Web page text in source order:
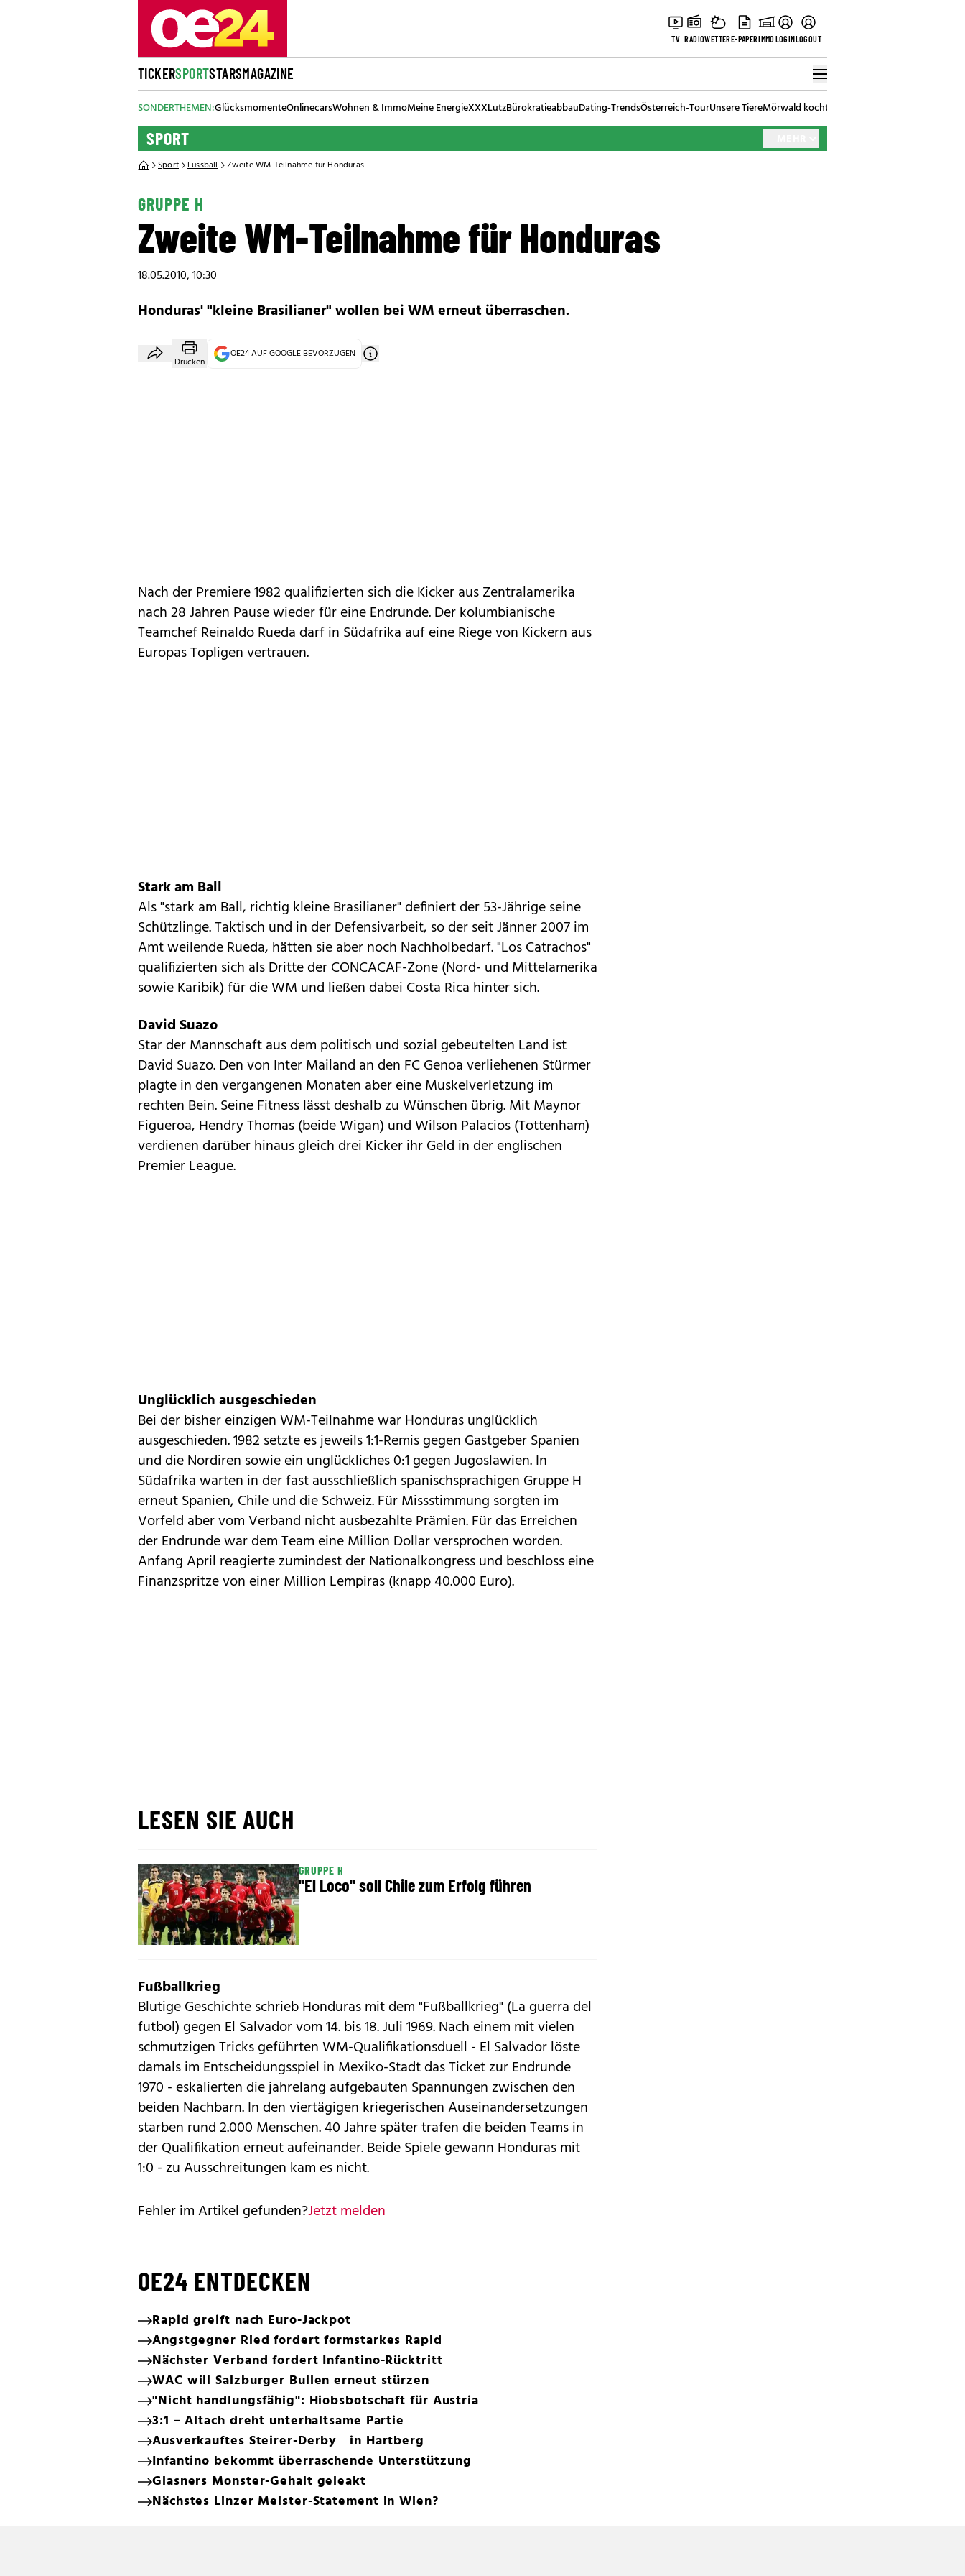
TV RADIOWETTERE-PAPERIMMOLOGINLOGOUT
TICKERSPORTSTARSMAGAZINE
SONDERTHEMEN:GlücksmomenteOnlinecarsWohnen & ImmoMeine EnergieXXXLutzBürokratieabbauDating-TrendsÖsterreich-TourUnsere TiereMörwald kocht
SPORT
Sport Fussball Zweite WM-Teilnahme für Honduras
GRUPPE H
Zweite WM-Teilnahme für Honduras
18.05.2010, 10:30
Honduras' "kleine Brasilianer" wollen bei WM erneut überraschen.
Drucken
OE24 AUF GOOGLE BEVORZUGEN
Nach der Premiere 1982 qualifizierten sich die Kicker aus Zentralamerika
nach 28 Jahren Pause wieder für eine Endrunde. Der kolumbianische
Teamchef Reinaldo Rueda darf in Südafrika auf eine Riege von Kickern aus
Europas Topligen vertrauen.
Stark am Ball
Als "stark am Ball, richtig kleine Brasilianer" definiert der 53-Jährige seine
Schützlinge. Taktisch und in der Defensivarbeit, so der seit Jänner 2007 im
Amt weilende Rueda, hätten sie aber noch Nachholbedarf. "Los Catrachos"
qualifizierten sich als Dritte der CONCACAF-Zone (Nord- und Mittelamerika
sowie Karibik) für die WM und ließen dabei Costa Rica hinter sich.
David Suazo
Star der Mannschaft aus dem politisch und sozial gebeutelten Land ist
David Suazo. Den von Inter Mailand an den FC Genoa verliehenen Stürmer
plagte in den vergangenen Monaten aber eine Muskelverletzung im
rechten Bein. Seine Fitness lässt deshalb zu Wünschen übrig. Mit Maynor
Figueroa, Hendry Thomas (beide Wigan) und Wilson Palacios (Tottenham)
verdienen darüber hinaus gleich drei Kicker ihr Geld in der englischen
Premier League.
Unglücklich ausgeschieden
Bei der bisher einzigen WM-Teilnahme war Honduras unglücklich
ausgeschieden. 1982 setzte es jeweils 1:1-Remis gegen Gastgeber Spanien
und die Nordiren sowie ein unglückliches 0:1 gegen Jugoslawien. In
Südafrika warten in der fast ausschließlich spanischsprachigen Gruppe H
erneut Spanien, Chile und die Schweiz. Für Missstimmung sorgten im
Vorfeld aber vom Verband nicht ausbezahlte Prämien. Für das Erreichen
der Endrunde war dem Team eine Million Dollar versprochen worden.
Anfang April reagierte zumindest der Nationalkongress und beschloss eine
Finanzspritze von einer Million Lempiras (knapp 40.000 Euro).
LESEN SIE AUCH
GRUPPE H
"El Loco" soll Chile zum Erfolg führen
Fußballkrieg
Blutige Geschichte schrieb Honduras mit dem "Fußballkrieg" (La guerra del
futbol) gegen El Salvador vom 14. bis 18. Juli 1969. Nach einem mit vielen
schmutzigen Tricks geführten WM-Qualifikationsduell - El Salvador löste
damals im Entscheidungsspiel in Mexiko-Stadt das Ticket zur Endrunde
1970 - eskalierten die jahrelang aufgebauten Spannungen zwischen den
beiden Nachbarn. In den viertägigen kriegerischen Auseinandersetzungen
starben rund 2.000 Menschen. 40 Jahre später trafen die beiden Teams in
der Qualifikation erneut aufeinander. Beide Spiele gewann Honduras mit
1:0 - zu Ausschreitungen kam es nicht.
Fehler im Artikel gefunden?Jetzt melden
OE24 ENTDECKEN
Rapid greift nach Euro-Jackpot
Angstgegner Ried fordert formstarkes Rapid
Nächster Verband fordert Infantino-Rücktritt
WAC will Salzburger Bullen erneut stürzen
"Nicht handlungsfähig": Hiobsbotschaft für Austria
3:1 – Altach dreht unterhaltsame Partie
Ausverkauftes Steirer-Derby in Hartberg
Infantino bekommt überraschende Unterstützung
Glasners Monster-Gehalt geleakt
Nächstes Linzer Meister-Statement in Wien?